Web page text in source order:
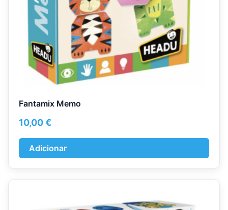
Fantamix Memo
10,00€
Adicionar